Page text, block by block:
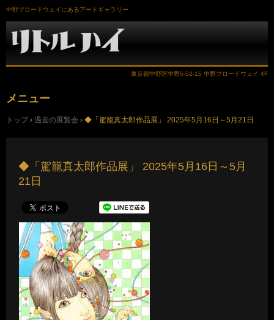
中野ブロードウェイにあるアートギャラリー
東京都中野区中野5-52-15 中野ブロードウェイ 4F
メニュー
ン
トップ › 過去の展覧会 › ◆「駕籠真太郎作品展」 2025年5月16日～5月21日
◆「駕籠真太郎作品展」 2025年5月16日～5月
21日